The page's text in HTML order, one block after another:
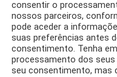
consentir o
nossos parceiros,
pode aceder a
suas preferências antes
consentimento. Tenha
processamento dos
seu consentimento, mas